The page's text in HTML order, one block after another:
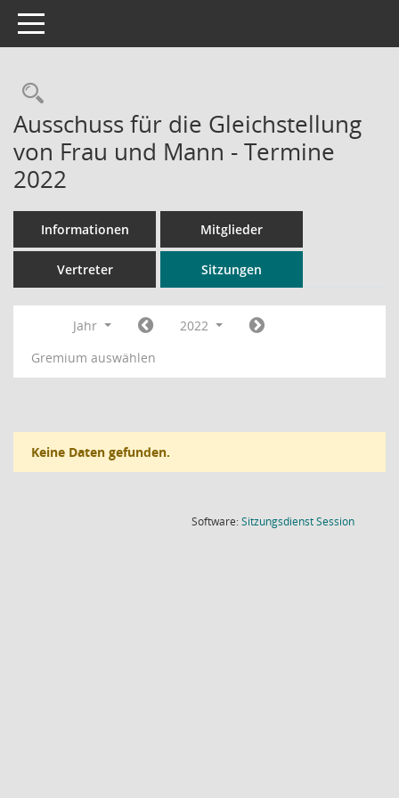
Toggle navigation
Rechercheauswahl
Ausschuss für die Gleichstellung
von Frau und Mann - Termine
2022
Informationen Mitglieder
Vertreter Sitzungen
Jahr
2022
Gremium auswählen
Keine Daten gefunden.
Software:SitzungsdienstSession(Wird in